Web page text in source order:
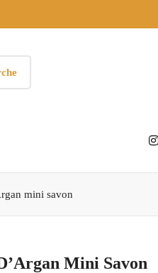
mini savon
Mini Savon